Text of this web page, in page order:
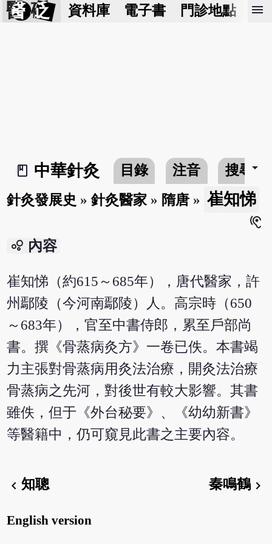
醫 砭 資料庫 電子書 門診地點 預
menu
book_2
中華針灸 目錄 注音 搜尋arrow_drop_down
針灸發展史 »針灸醫家 » 隋唐 » 崔知悌
hearing
bubble_chart 內容
崔知悌（約615～685年），唐代醫家，許
州鄢陵（今河南鄢陵）人。高宗時（650
～683年），官至中書侍郎，累至戶部尚
書。撰《骨蒸病灸方》一卷已佚。本書竭
力主張對骨蒸病用灸法治療，開灸法治療
骨蒸病之先河，對後世有較大影響。其書
雖佚，但于《外台秘要》、《幼幼新書》
等醫籍中，仍可窺見此書之主要內容。
chevron_left知聰 秦鳴鶴chevron_right
English version